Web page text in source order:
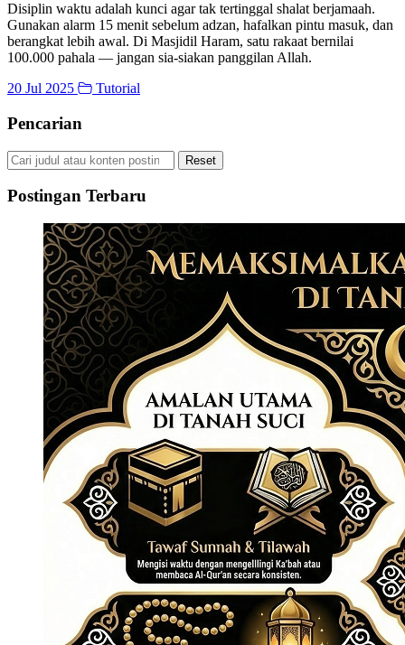
Disiplin waktu adalah kunci agar tak tertinggal shalat berjamaah.
Gunakan alarm 15 menit sebelum adzan, hafalkan pintu masuk, dan
berangkat lebih awal. Di Masjidil Haram, satu rakaat bernilai
100.000 pahala — jangan sia-siakan panggilan Allah.
20 Jul 2025
Tutorial
Pencarian
Reset
Postingan Terbaru